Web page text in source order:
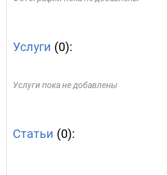
Услуги (0):
Услуги пока не добавлены
Статьи (0):